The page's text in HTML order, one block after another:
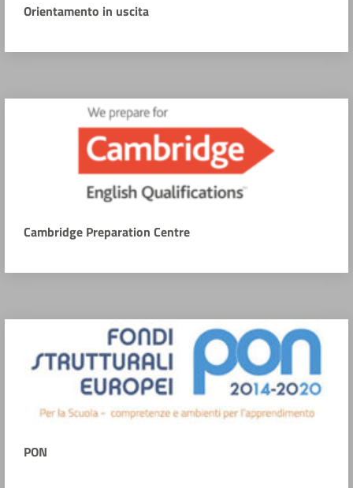
Orientamento in uscita
Cambridge Preparation Centre
PON